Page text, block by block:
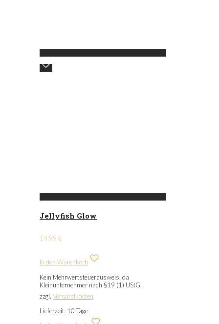
Jellyfish Glow
14,99 €
In den Warenkorb
Kein Mehrwertsteuerausweis, da
Kleinunternehmer nach §19 (1) UStG.
zzgl. Versandkosten
Lieferzeit: 10 Tage